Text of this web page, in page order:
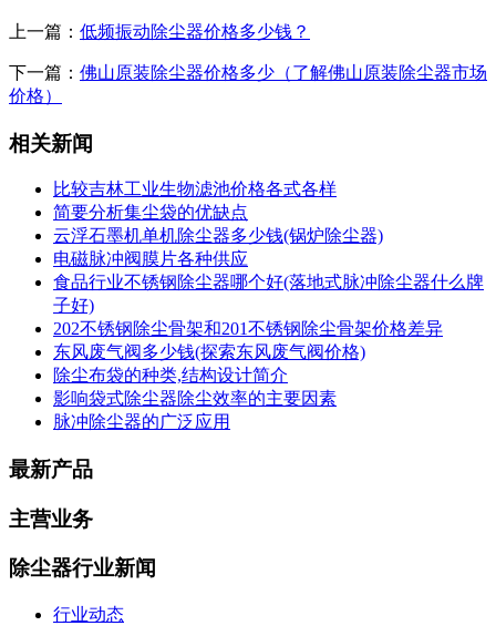
上一篇： 低频振动除尘器价格多少钱？
下一篇： 佛山原装除尘器价格多少（了解佛山原装除尘器市场
价格）
相关新闻
比较吉林工业生物滤池价格各式各样
简要分析集尘袋的优缺点
云浮石墨机单机除尘器多少钱(锅炉除尘器)
电磁脉冲阀膜片各种供应
食品行业不锈钢除尘器哪个好(落地式脉冲除尘器什么牌
子好)
202不锈钢除尘骨架和201不锈钢除尘骨架价格差异
东风废气阀多少钱(探索东风废气阀价格)
除尘布袋的种类,结构设计简介
影响袋式除尘器除尘效率的主要因素
脉冲除尘器的广泛应用
最新产品
主营业务
除尘器行业新闻
行业动态